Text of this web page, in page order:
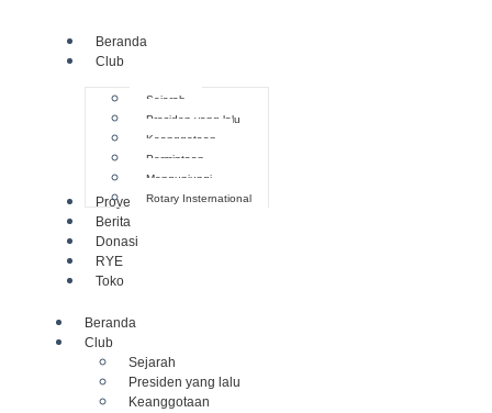
Beranda
Club
Sejarah
Presiden yang lalu
Keanggotaan
Permintaan
Mengunjungi
Rotary Insternational
Proyek
Berita
Donasi
RYE
Toko
Beranda
Club
Sejarah
Presiden yang lalu
Keanggotaan